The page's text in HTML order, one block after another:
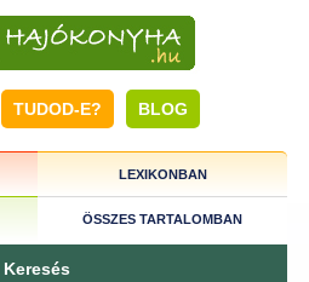
TUDOD-E? BLOG
LEXIKONBAN
ÖSSZES TARTALOMBAN
Keresés